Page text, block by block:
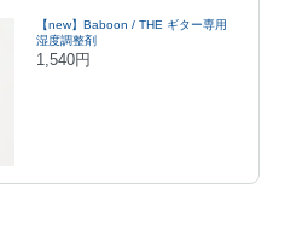
【new】Baboon / THE ギター専用
湿度調整剤
1,540円